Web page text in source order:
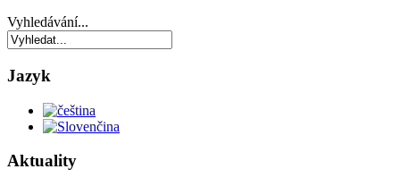
Vyhledávání...
Jazyk
Aktuality